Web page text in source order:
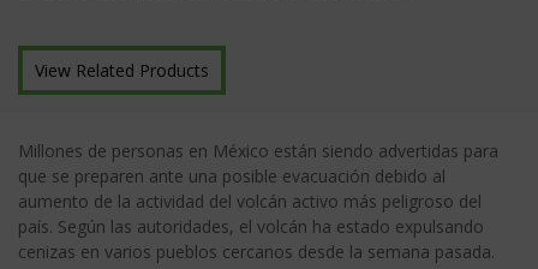
View Related Products
Millones de personas en México están siendo advertidas para
que se preparen ante una posible evacuación debido al
aumento de la actividad del volcán activo más peligroso del
país. Según las autoridades, el volcán ha estado expulsando
cenizas en varios pueblos cercanos desde la semana pasada.